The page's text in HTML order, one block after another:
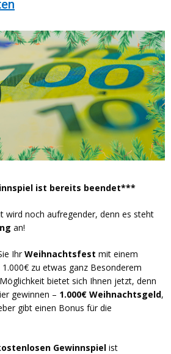
ist bereits beendet***
wird noch aufregender, denn es steht
an!
IhrWeihnachtsfest mit einem
zu etwas ganz Besonderem
bietet sich Ihnen jetzt, denn
gewinnen – 1.000€ Weihnachtsgeld,
gibt einen Bonus für die
Gewinnspiel ist